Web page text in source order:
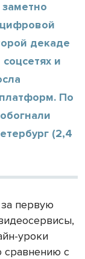
декаде
и
По
(2,4
первую
уроки
сравнению с